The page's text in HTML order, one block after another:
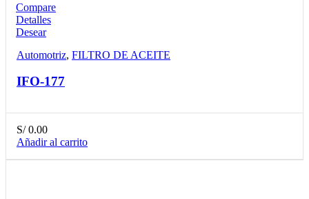
Compare
Detalles
Desear
Automotriz, FILTRO DE ACEITE
IFO-177
S/0.00
Añadir al carrito